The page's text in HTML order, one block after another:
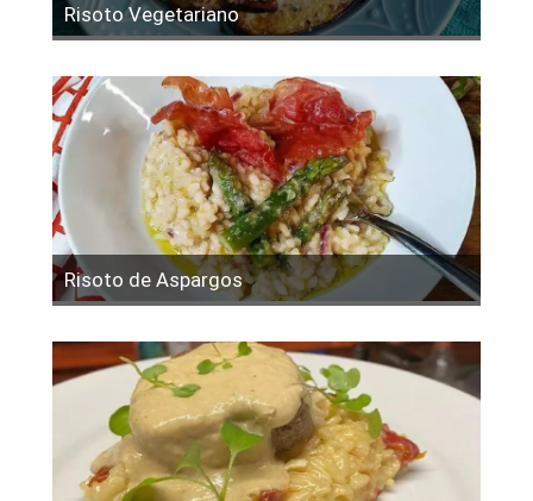
Risoto Vegetariano
Risoto de Aspargos